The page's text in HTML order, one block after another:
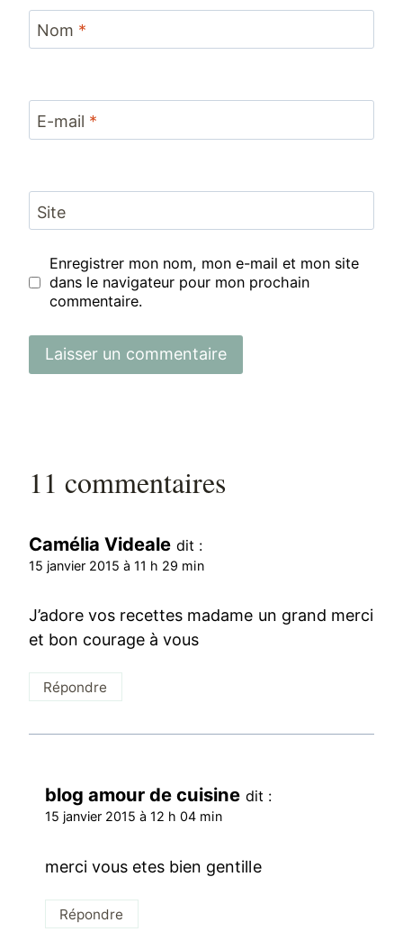
Nom *
E-mail *
Site
Enregistrer mon nom, mon e-mail et mon site
dans le navigateur pour mon prochain
commentaire.
11 commentaires
Camélia Videale dit :
15 janvier 2015 à 11 h 29 min
J’adore vos recettes madame un grand merci
et bon courage à vous
Répondre
blog amour de cuisine dit :
15 janvier 2015 à 12 h 04 min
merci vous etes bien gentille
Répondre